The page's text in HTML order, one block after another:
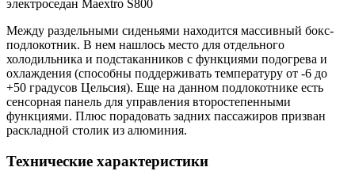
Между раздельными сиденьями находится массивный бокс-
подлокотник. В нем нашлось место для отдельного
холодильника и подстаканников с функциями подогрева и
охлаждения (способны поддерживать температуру от -6 до
+50 градусов Цельсия). Еще на данном подлокотнике есть
сенсорная панель для управления второстепенными
функциями. Плюс порадовать задних пассажиров призван
раскладной столик из алюминия.
Технические характеристики